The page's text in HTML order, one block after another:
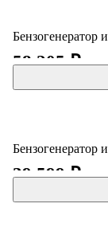
Бензогенератор
58 205 ₽
Бензогенератор
39 599 ₽